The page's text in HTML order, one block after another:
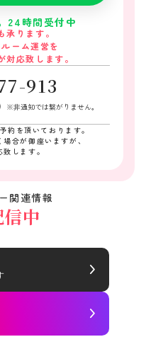
24時間受付中
承ります。
ーム運営を
応致します。
913
※非通知では繋がりません。
約を頂いております。
合が御座いますが、
します。
関連情報
中